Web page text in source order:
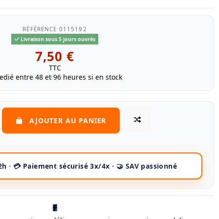
RÉFÉRENCE 0115192
Livraison sous 5 jours ouvrés
7,50 €
TTC
entre 48 et 96 heures si en stock
AJOUTER AU PANIER